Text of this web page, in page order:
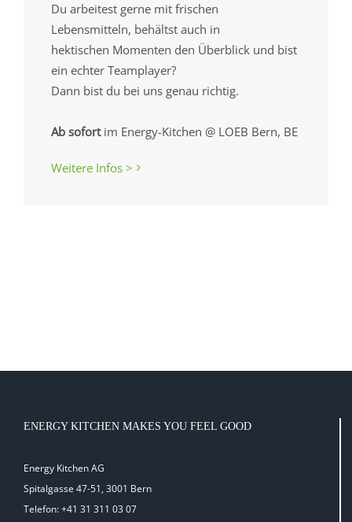
Du arbeitest gerne mit frischen
Lebensmitteln, behältst auch in
hektischen Momenten den Überblick und bist
ein echter Teamplayer?
Dann bist du bei uns genau richtig.
Ab sofort im Energy-Kitchen @ LOEB Bern, BE
Weitere Infos >
ENERGY KITCHEN MAKES YOU FEEL GOOD
Energy Kitchen AG
Spitalgasse 47-51, 3001 Bern
Telefon: +41 31 311 03 07